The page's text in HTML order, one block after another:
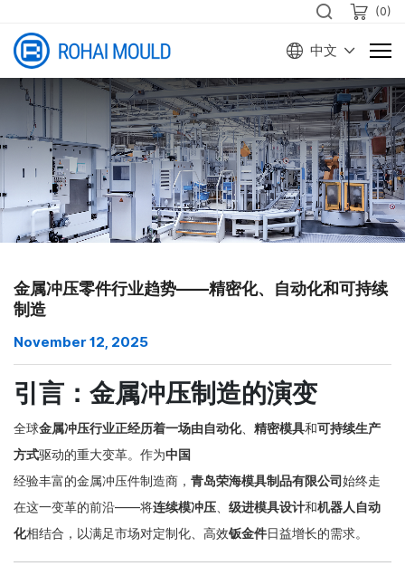
(0)
中文
金属冲压零件行业趋势——精密化、自动化和可持续
制造
November 12, 2025
引言：金属冲压制造的演变
全球金属冲压行业正经历着一场由自动化、 精密模具和可持续生产
方式驱动的重大变革。作为中国
经验丰富的金属冲压件制造商 ， 青岛荣海模具制品有限公司始终走
在这一变革的前沿——将连续模冲压、 级进模具设计和机器人自动
化相结合，以满足市场对定制化、高效钣金件日益增长的需求。